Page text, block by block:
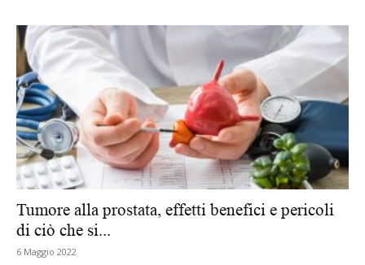
Tumore alla prostata, effetti benefici e pericoli
di ciò che si...
6 Maggio 2022